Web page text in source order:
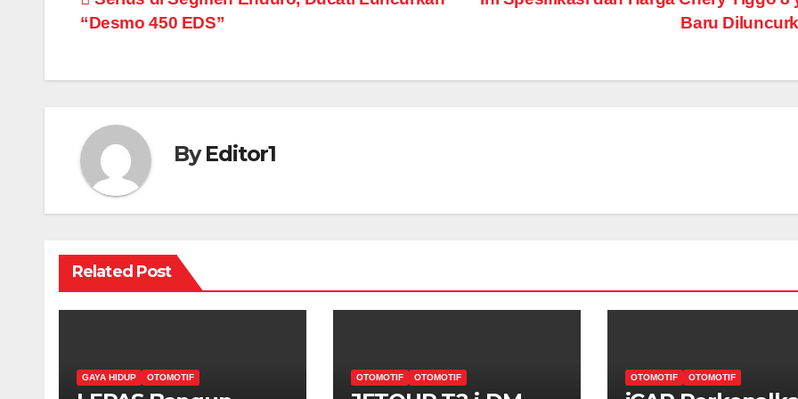
Baru
“Desmo 450 EDS”
ByEditor1
Related Post
GAYA HIDUP OTOMOTIF OTOMOTIF OTOMOTIF OTOMOTIF OTOMOTIF